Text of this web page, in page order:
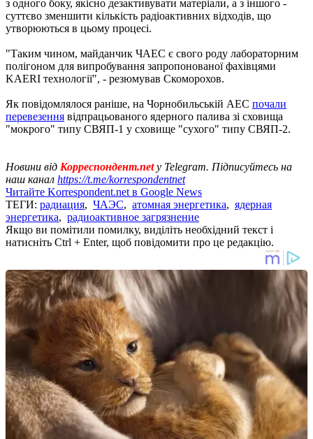
з одного боку, якісно дезактивувати матеріали, а з іншого -
суттєво зменшити кількість радіоактивних відходів, що
утворюються в цьому процесі.
"Таким чином, майданчик ЧАЕС є свого роду лабораторним
полігоном для випробування запропонованої фахівцями
KAERI технології", - резюмував Скоморохов.
Як повідомлялося раніше, на Чорнобильській АЕС почали
перевезення відпрацьованого ядерного палива зі сховища
"мокрого" типу СВЯП-1 у сховище "сухого" типу СВЯП-2.
Новини від Корреспондент.netу Telegram. Підписуйтесь на
наш канал https://t.me/korrespondentnet
Читайте Korrespondent.net в Google News
ТЕГИ: радиация, ЧАЭС, атомная энергетика, ядерная
энергетика, радиоактивное загрязнение
Якщо ви помітили помилку, виділіть необхідний текст і
натисніть Ctrl + Enter, щоб повідомити про це редакцію.